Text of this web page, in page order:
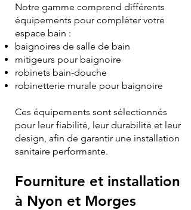
Notre gamme comprend différents
équipements pour compléter votre
espace bain :
baignoires de salle de bain
mitigeurs pour baignoire
robinets bain-douche
robinetterie murale pour baignoire
Ces équipements sont sélectionnés
pour leur fiabilité, leur durabilité et leur
design, afin de garantir une installation
sanitaire performante.
Fourniture et installation
à Nyon et Morges